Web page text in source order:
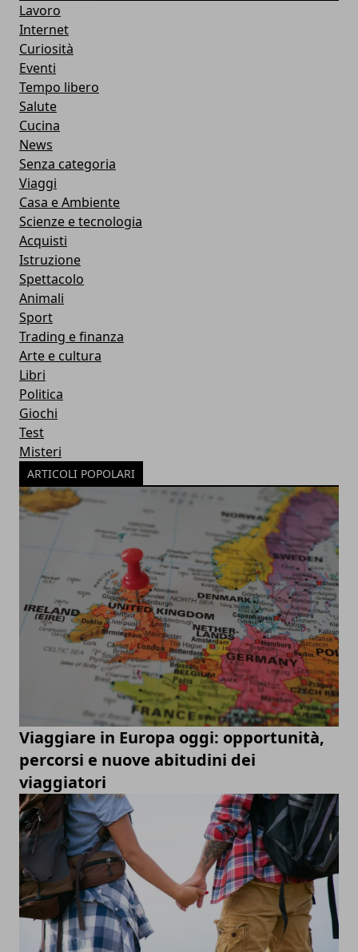
Lavoro
Internet
Curiosità
Eventi
Tempo libero
Salute
Cucina
News
Senza categoria
Viaggi
Casa e Ambiente
Scienze e tecnologia
Acquisti
Istruzione
Spettacolo
Animali
Sport
Trading e finanza
Arte e cultura
Libri
Politica
Giochi
Test
Misteri
ARTICOLI POPOLARI
Viaggiare in Europa oggi: opportunità,
percorsi e nuove abitudini dei
viaggiatori